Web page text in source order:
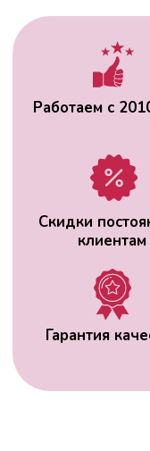
Гарантия качества
ВАС МОЖЕТ